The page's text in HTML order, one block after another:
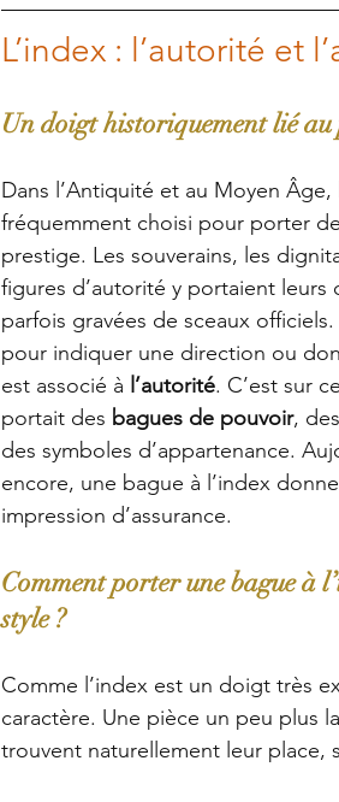
L’index : l’autorité et
Un doigt historiquement lié
Dans l’Antiquité et au Moyen Âge,
fréquemment choisi pour porter
prestige. Les souverains, les
figures d’autorité y portaient leurs
parfois gravées de sceaux officiels.
pour indiquer une direction ou
est associé à l’autorité. C’est sur
portait des bagues de pouvoir,
des symboles d’appartenance.
encore, une bague à l’index
impression d’assurance.
Comment porter une bague à
style ?
Comme l’index est un doigt très
caractère. Une pièce un peu plus
trouvent naturellement leur place,